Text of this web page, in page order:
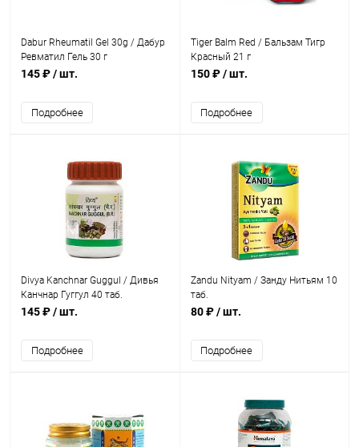
Dabur Rheumatil Gel 30g / Дабур
Ревматил Гель 30 г
145 ₽/ шт.
Подробнее
Tiger Balm Red / Бальзам Тигр
Красный 21 г
150 ₽/ шт.
Подробнее
Divya Kanchnar Guggul / Дивья
Канчнар Гуггул 40 таб.
145 ₽/ шт.
Подробнее
Zandu Nityam / Занду Нитьям 10
таб.
80 ₽/ шт.
Подробнее